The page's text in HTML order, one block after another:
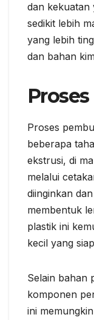
dan kekuatan
sedikit lebih
yang lebih
dan bahan
Proses
beberapa
ekstrusi, di
melalui
diinginkan
membentuk
plastik ini
kecil yang
Selain bahan
komponen
ini